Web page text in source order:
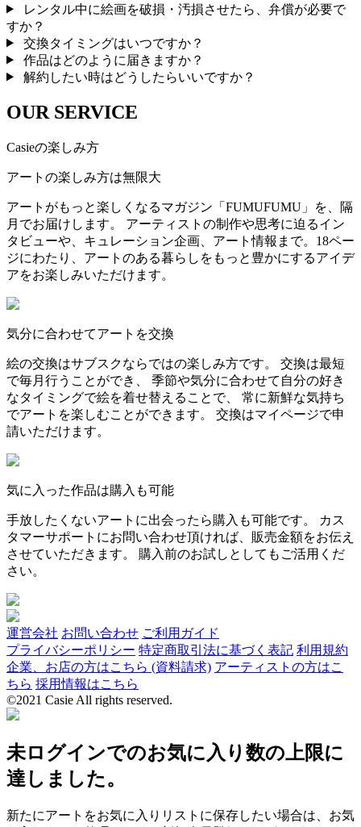
レンタル中に絵画を破損・汚損させたら、弁償が必要で
すか？
交換タイミングはいつですか？
作品はどのように届きますか？
解約したい時はどうしたらいいですか？
OUR SERVICE
Casieの楽しみ方
アートの楽しみ方は無限大
アートがもっと楽しくなるマガジン「FUMUFUMU」を、隔
月でお届けします。 アーティストの制作や思考に迫るイン
タビューや、キュレーション企画、アート情報まで。18ペー
ジにわたり、アートのある暮らしをもっと豊かにするアイデ
アをお楽しみいただけます。
気分に合わせてアートを交換
絵の交換はサブスクならではの楽しみ方です。 交換は最短
で毎月行うことができ、 季節や気分に合わせて自分の好き
なタイミングで絵を着せ替えることで、 常に新鮮な気持ち
でアートを楽しむことができます。 交換はマイページで申
請いただけます。
気に入った作品は購入も可能
手放したくないアートに出会ったら購入も可能です。 カス
タマーサポートにお問い合わせ頂ければ、販売金額をお伝え
させていただきます。 購入前のお試しとしてもご活用くだ
さい。
運営会社 お問い合わせ ご利用ガイド
プライバシーポリシー 特定商取引法に基づく表記 利用規約
企業、お店の方はこちら (資料請求) アーティストの方はこ
ちら 採用情報はこちら
©2021 Casie All rights reserved.
未ログインでのお気に入り数の上限に
達しました。
新たにアートをお気に入りリストに保存したい場合は、お気